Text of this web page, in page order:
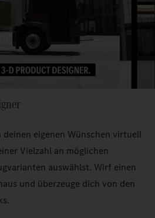
eigenen Wünschen virtuell
Vielzahl an möglichen
auswählst. Wirf einen
und überzeuge dich von den